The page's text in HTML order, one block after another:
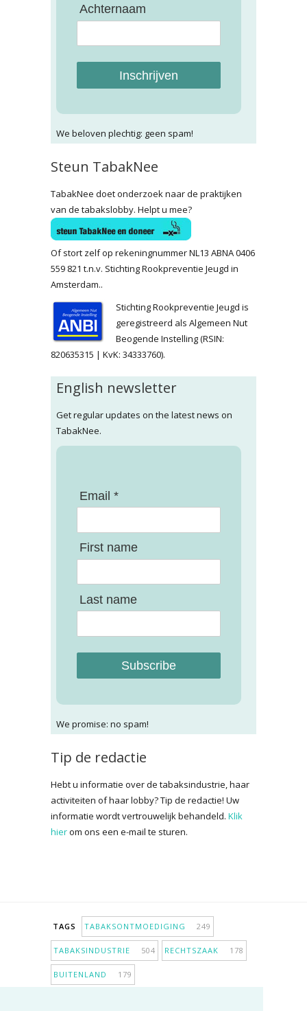
Achternaam
Inschrijven
We beloven plechtig: geen spam!
Steun TabakNee
TabakNee doet onderzoek naar de praktijken
van de tabakslobby. Helpt u mee?
Of stort zelf op rekeningnummer NL13 ABNA 0406
559 821 t.n.v. Stichting Rookpreventie Jeugd in
Amsterdam..
Stichting Rookpreventie Jeugd is
geregistreerd als Algemeen Nut
Beogende Instelling (RSIN:
820635315 | KvK: 34333760).
English newsletter
Get regular updates on the latest news on
TabakNee.
Email *
First name
Last name
Subscribe
We promise: no spam!
Tip de redactie
Hebt u informatie over de tabaksindustrie, haar
activiteiten of haar lobby? Tip de redactie! Uw
informatie wordt vertrouwelijk behandeld. Klik
hierom ons een e-mail te sturen.
TAGS TABAKSONTMOEDIGING 249
TABAKSINDUSTRIE 504 RECHTSZAAK 178
BUITENLAND 179